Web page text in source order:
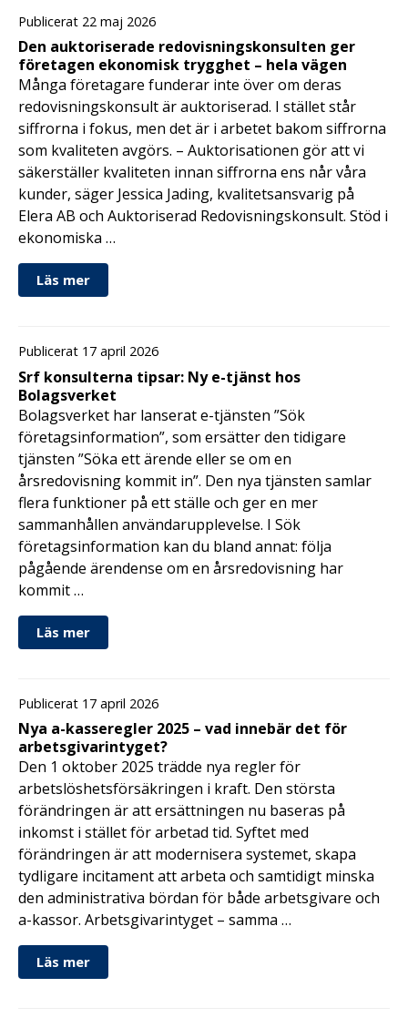
Publicerat 22 maj 2026
Den auktoriserade redovisningskonsulten ger
företagen ekonomisk trygghet – hela vägen
Många företagare funderar inte över om deras
redovisningskonsult är auktoriserad. I stället står
siffrorna i fokus, men det är i arbetet bakom siffrorna
som kvaliteten avgörs. – Auktorisationen gör att vi
säkerställer kvaliteten innan siffrorna ens når våra
kunder, säger Jessica Jading, kvalitetsansvarig på
Elera AB och Auktoriserad Redovisningskonsult. Stöd i
ekonomiska …
Läs mer
Publicerat 17 april 2026
Srf konsulterna tipsar: Ny e-tjänst hos
Bolagsverket
Bolagsverket har lanserat e-tjänsten ”Sök
företagsinformation”, som ersätter den tidigare
tjänsten ”Söka ett ärende eller se om en
årsredovisning kommit in”. Den nya tjänsten samlar
flera funktioner på ett ställe och ger en mer
sammanhållen användarupplevelse. I Sök
företagsinformation kan du bland annat: följa
pågående ärendense om en årsredovisning har
kommit …
Läs mer
Publicerat 17 april 2026
Nya a-kasseregler 2025 – vad innebär det för
arbetsgivarintyget?
Den 1 oktober 2025 trädde nya regler för
arbetslöshetsförsäkringen i kraft. Den största
förändringen är att ersättningen nu baseras på
inkomst i stället för arbetad tid. Syftet med
förändringen är att modernisera systemet, skapa
tydligare incitament att arbeta och samtidigt minska
den administrativa bördan för både arbetsgivare och
a-kassor. Arbetsgivarintyget – samma …
Läs mer